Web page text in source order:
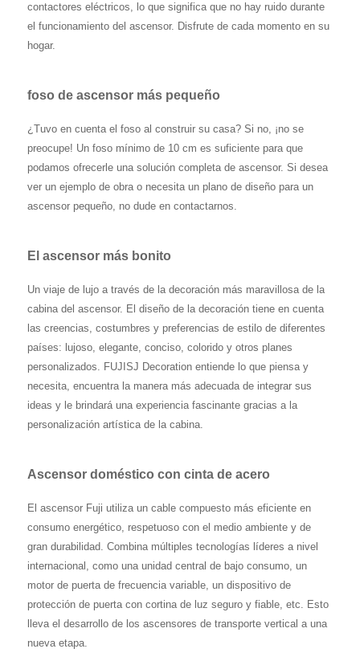
contactores eléctricos, lo que significa que no hay ruido durante
el funcionamiento del ascensor. Disfrute de cada momento en su
hogar.
foso de ascensor más pequeño
¿Tuvo en cuenta el foso al construir su casa? Si no, ¡no se
preocupe! Un foso mínimo de 10 cm es suficiente para que
podamos ofrecerle una solución completa de ascensor. Si desea
ver un ejemplo de obra o necesita un plano de diseño para un
ascensor pequeño, no dude en contactarnos.
El ascensor más bonito
Un viaje de lujo a través de la decoración más maravillosa de la
cabina del ascensor. El diseño de la decoración tiene en cuenta
las creencias, costumbres y preferencias de estilo de diferentes
países: lujoso, elegante, conciso, colorido y otros planes
personalizados. FUJISJ Decoration entiende lo que piensa y
necesita, encuentra la manera más adecuada de integrar sus
ideas y le brindará una experiencia fascinante gracias a la
personalización artística de la cabina.
Ascensor doméstico con cinta de acero
El ascensor Fuji utiliza un cable compuesto más eficiente en
consumo energético, respetuoso con el medio ambiente y de
gran durabilidad. Combina múltiples tecnologías líderes a nivel
internacional, como una unidad central de bajo consumo, un
motor de puerta de frecuencia variable, un dispositivo de
protección de puerta con cortina de luz seguro y fiable, etc. Esto
lleva el desarrollo de los ascensores de transporte vertical a una
nueva etapa.